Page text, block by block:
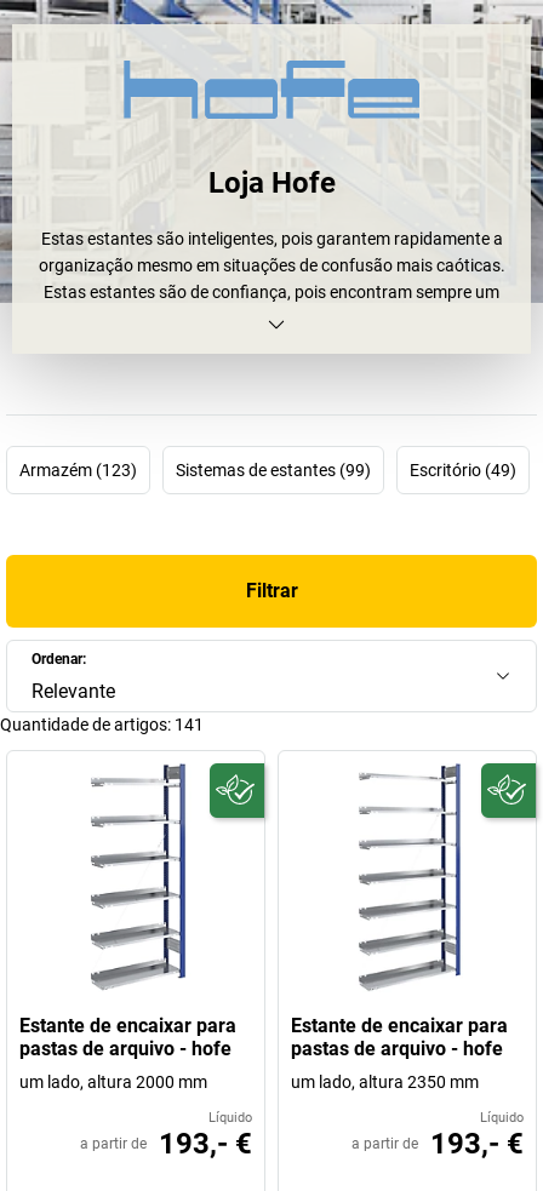
Loja Hofe
Estas estantes são inteligentes, pois garantem rapidamente a
organização mesmo em situações de confusão mais caóticas.
Estas estantes são de confiança, pois encontram sempre um
novo lugar onde ficar. E estas estantes também são organizadas,
pequenas, leves e pesadas. E se umaestante Hofenão for
suficiente, não há problema. Graças aossistemas de estantes
espaço ótimo. E caminhos curtos.
de espaço:estantes para pastas,estantes de aparafusare
estantes de encaixar
Armazém (123) Sistemas de estantes (99) Escritório (49)
Filtrar
Ordenar:
Relevante
Quantidade de artigos: 141
Estante de encaixar para
pastas de arquivo - hofe
um lado, altura 2000 mm
Líquido
a partir de 193,- €
Estante de encaixar para
pastas de arquivo - hofe
um lado, altura 2350 mm
Líquido
a partir de 193,- €